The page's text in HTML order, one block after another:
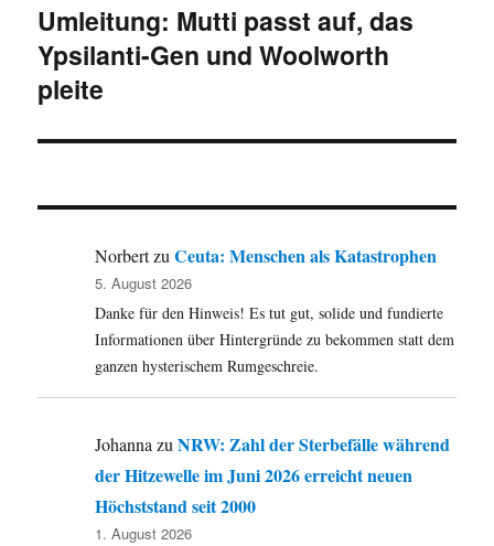
Nächster
Beitrag:
Umleitung: Mutti passt auf, das
Ypsilanti-Gen und Woolworth
pleite
NorbertzuCeuta: Menschen als Katastrophen
5. August 2026
Danke für den Hinweis! Es tut gut, solide und fundierte
Informationen über Hintergründe zu bekommen statt dem
ganzen hysterischem Rumgeschreie.
Johanna zuNRW: Zahl der Sterbefälle während
der Hitzewelle im Juni 2026 erreicht neuen
Höchststand seit 2000
1. August 2026